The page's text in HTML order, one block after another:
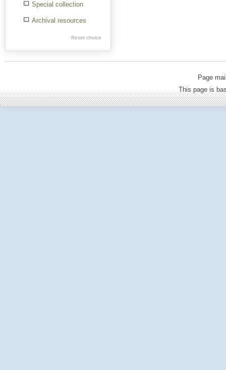
Special collection
Archival resources
Reset choice
Page
This page is